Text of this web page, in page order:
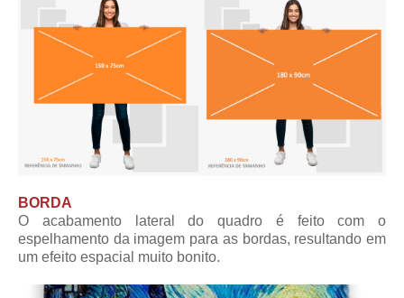
BORDA
O acabamento lateral do quadro é feito com o
espelhamento da imagem para as bordas, resultando em
um efeito espacial muito bonito.